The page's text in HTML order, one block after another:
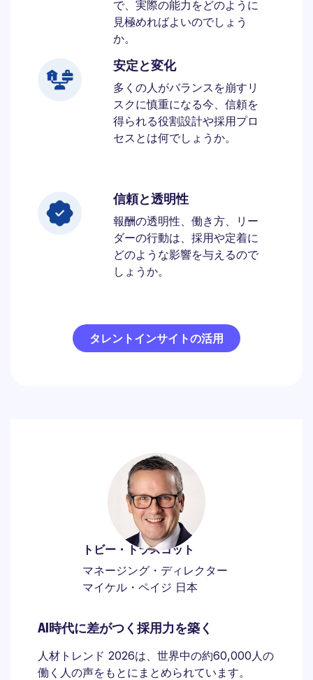
で、実際の能力をどのように
見極めればよいのでしょう
か。
安定と変化
多くの人がバランスを崩すリ
スクに慎重になる今、信頼を
得られる役割設計や採用プロ
セスとは何でしょうか。
信頼と透明性
報酬の透明性、働き方、リー
ダーの行動は、採用や定着に
どのような影響を与えるので
しょうか。
タレントインサイトの活用
トビー・トラスコット
マネージング・ディレクター
マイケル・ペイジ 日本
AI時代に差がつく採用力を築く
人材トレンド 2026は、世界中の約60,000人の
働く人の声をもとにまとめられています。